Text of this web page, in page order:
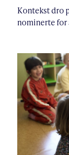
Kontekst dro
nominerte for